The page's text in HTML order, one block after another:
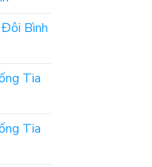
Bình
Tia
Tia